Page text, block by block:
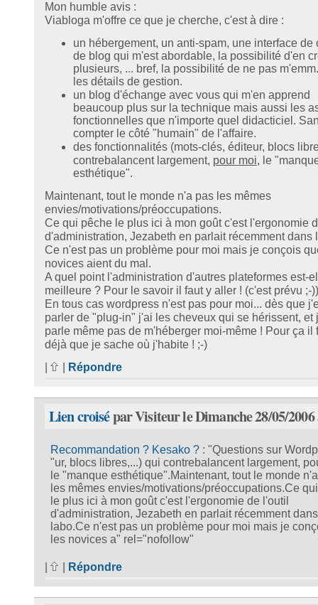
Mon humble avis :
Viabloga m'offre ce que je cherche, c'est à dire :
un hébergement, un anti-spam, une interface de
de blog qui m'est abordable, la possibilité d'en
plusieurs, ... bref, la possibilité de ne pas
les détails de gestion.
un blog d'échange avec vous qui m'en apprend
beaucoup plus sur la technique mais aussi les
fonctionnelles que n'importe quel didacticiel.
compter le côté "humain" de l'affaire.
des fonctionnalités (mots-clés, éditeur, blocs
contrebalancent largement, pour moi, le
esthétique".
Maintenant, tout le monde n'a pas les mêmes
envies/motivations/préoccupations.
Ce qui pêche le plus ici à mon goût c'est l'ergonomie
d'administration, Jezabeth en parlait récemment dans
Ce n'est pas un problème pour moi mais je conçois
novices aient du mal.
A quel point l'administration d'autres plateformes est-
meilleure ? Pour le savoir il faut y aller ! (c'est prévu ;-))
En tous cas wordpress n'est pas pour moi... dès que
parler de "plug-in" j'ai les cheveux qui se hérissent, et
parle même pas de m'héberger moi-même ! Pour ça il
déjà que je sache où j'habite ! ;-)
Répondre
Lien croisépar Visiteur le Dimanche 28/05/2006
Recommandation ? Kesako ?: "Questions sur
"ur, blocs libres,...) qui contrebalancent largement,
le "manque esthétique".Maintenant, tout le monde
les mêmes envies/motivations/préoccupations.Ce
le plus ici à mon goût c'est l'ergonomie de l'outil
d'administration, Jezabeth en parlait récemment
labo.Ce n'est pas un problème pour moi mais je
les novices a" rel="nofollow"
Répondre